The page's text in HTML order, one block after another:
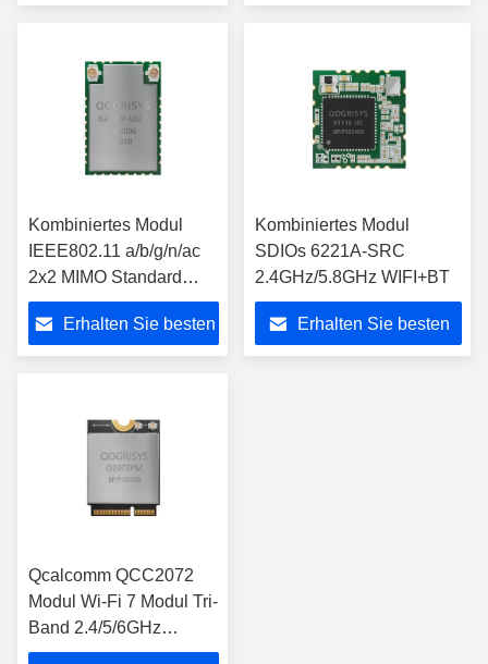
Kombiniertes Modul
IEEE802.11 a/b/g/n/ac
2x2 MIMO Standard
WIFI und BTs für Prüfer
Erhalten Sie besten
Kombiniertes Modul
SDIOs 6221A-SRC
2.4GHz/5.8GHz WIFI+BT
Erhalten Sie besten
Qcalcomm QCC2072
Modul Wi-Fi 7 Modul Tri-
Band 2.4/5/6GHz
5.8Gbps Rate M.2 PCie